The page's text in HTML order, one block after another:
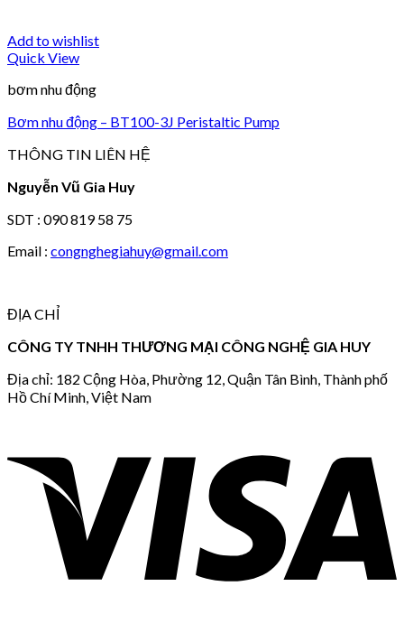
Add to wishlist
Quick View
bơm nhu động
Bơm nhu động – BT100-3J Peristaltic Pump
THÔNG TIN LIÊN HỆ
Nguyễn Vũ Gia Huy
SDT : 090 819 58 75
Email : congnghegiahuy@gmail.com
ĐỊA CHỈ
CÔNG TY TNHH THƯƠNG MẠI CÔNG NGHỆ GIA HUY
Địa chỉ: 182 Cộng Hòa, Phường 12, Quận Tân Bình, Thành phố
Hồ Chí Minh, Việt Nam